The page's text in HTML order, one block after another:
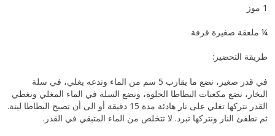
1 موز
¼ ملعقة صغيرة قرفة
طريقة التحضير:
في قدر صغير، نضع ما يقارب 5 سم من الماء وندعه يغلي، في سلة
البخار، نضع مكعبات البطاطا الحلوة، ونضع السلة في الماء المغلي ونغطي
القدر نتركها تغلي على نار هادئة مدة 15 دقيقة أو الى أن تصبح البطاطا لينة.
ثم نطفئ النار ونتركها تبرد. لا تتخلص من الماء المتبقي في القدر.